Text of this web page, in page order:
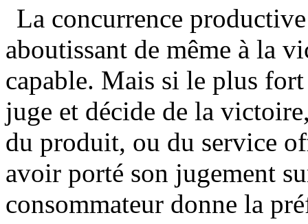
La concurrence
aboutissant de même à la
capable. Mais si le plus
juge et décide de la
du produit, ou du service
avoir porté son jugement
consommateur donne la